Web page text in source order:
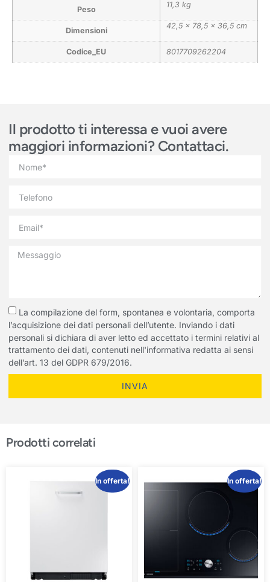
Peso
11,3 kg
Dimensioni
42,5 × 78,5 × 36,5 cm
Codice_EU 8017709262204
Il prodotto ti interessa e vuoi avere
maggiori informazioni? Contattaci.
La compilazione del form, spontanea e volontaria, comporta
l’acquisizione dei dati personali dell’utente. Inviando i dati
personali si dichiara di aver letto ed accettato i termini relativi al
trattamento dei dati, contenuti nell'informativa redatta ai sensi
dell’art. 13 del GDPR 679/2016.
INVIA
Prodotti correlati
In offerta! In offerta!